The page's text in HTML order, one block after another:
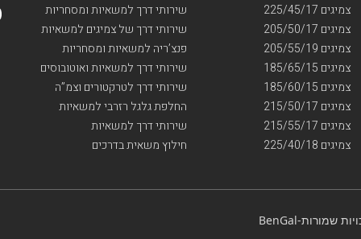
שירותי דרך למשאיות ומסחריות
שירותי דרך של צמיגים למשאיות
פנצ’ריה למשאיות ומסחריות
שירותי דרך למשאיות ואוטובוסים
שירותי דרך לטרקטורים וצמ”ה
החלפת גלגל רזרבי למשאיות
שירותי דרך למשאיות
חילוץ משאית בדרכים
צמיגים 225/45/17
צמיגים 205/50/17
צמיגים 205/55/19
צמיגים 185/65/15
צמיגים 185/60/15
צמיגים 215/50/17
צמיגים 215/55/17
צמיגים 225/40/18